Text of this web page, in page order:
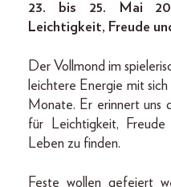
23. bis 25. Mai
Leichtigkeit, Freude
Der Vollmond im
leichtere Energie mit
Monate. Er erinnert uns
für Leichtigkeit,
Leben zu finden.
Feste wollen gefeiert